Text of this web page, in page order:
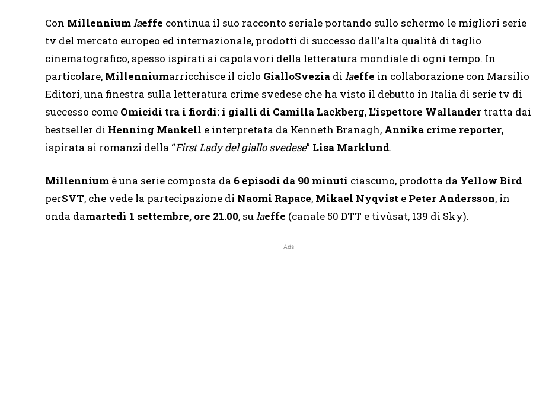
Con Millenniumlaeffe continua il suo racconto seriale portando sullo schermo le migliori serie
tv del mercato europeo ed internazionale, prodotti di successo dall’alta qualità di taglio
cinematografico, spesso ispirati ai capolavori della letteratura mondiale di ogni tempo. In
particolare, Millenniumarricchisce il ciclo GialloSvezia di laeffe in collaborazione con Marsilio
Editori, una finestra sulla letteratura crime svedese che ha visto il debutto in Italia di serie tv di
successo come Omicidi tra i fiordi: i gialli di Camilla Lackberg, L’ispettore Wallander tratta dai
bestseller di Henning Mankell e interpretata da Kenneth Branagh, Annika crime reporter,
ispirata ai romanzi della “First Lady del giallo svedese” Lisa Marklund.
Millennium è una serie composta da 6 episodi da 90 minuti ciascuno, prodotta da Yellow Bird
perSVT, che vede la partecipazione di Naomi Rapace, Mikael Nyqvist e Peter Andersson, in
onda damartedì 1 settembre, ore 21.00, sulaeffe (canale 50 DTT e tivùsat, 139 di Sky).
Ads